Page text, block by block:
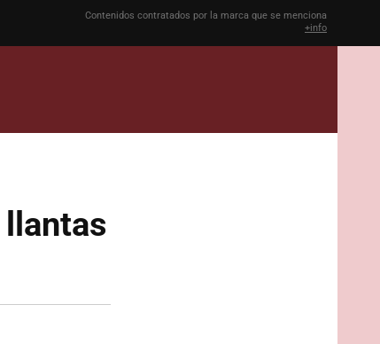
Contenidos contratados por la marca que se menciona
+info
llantas